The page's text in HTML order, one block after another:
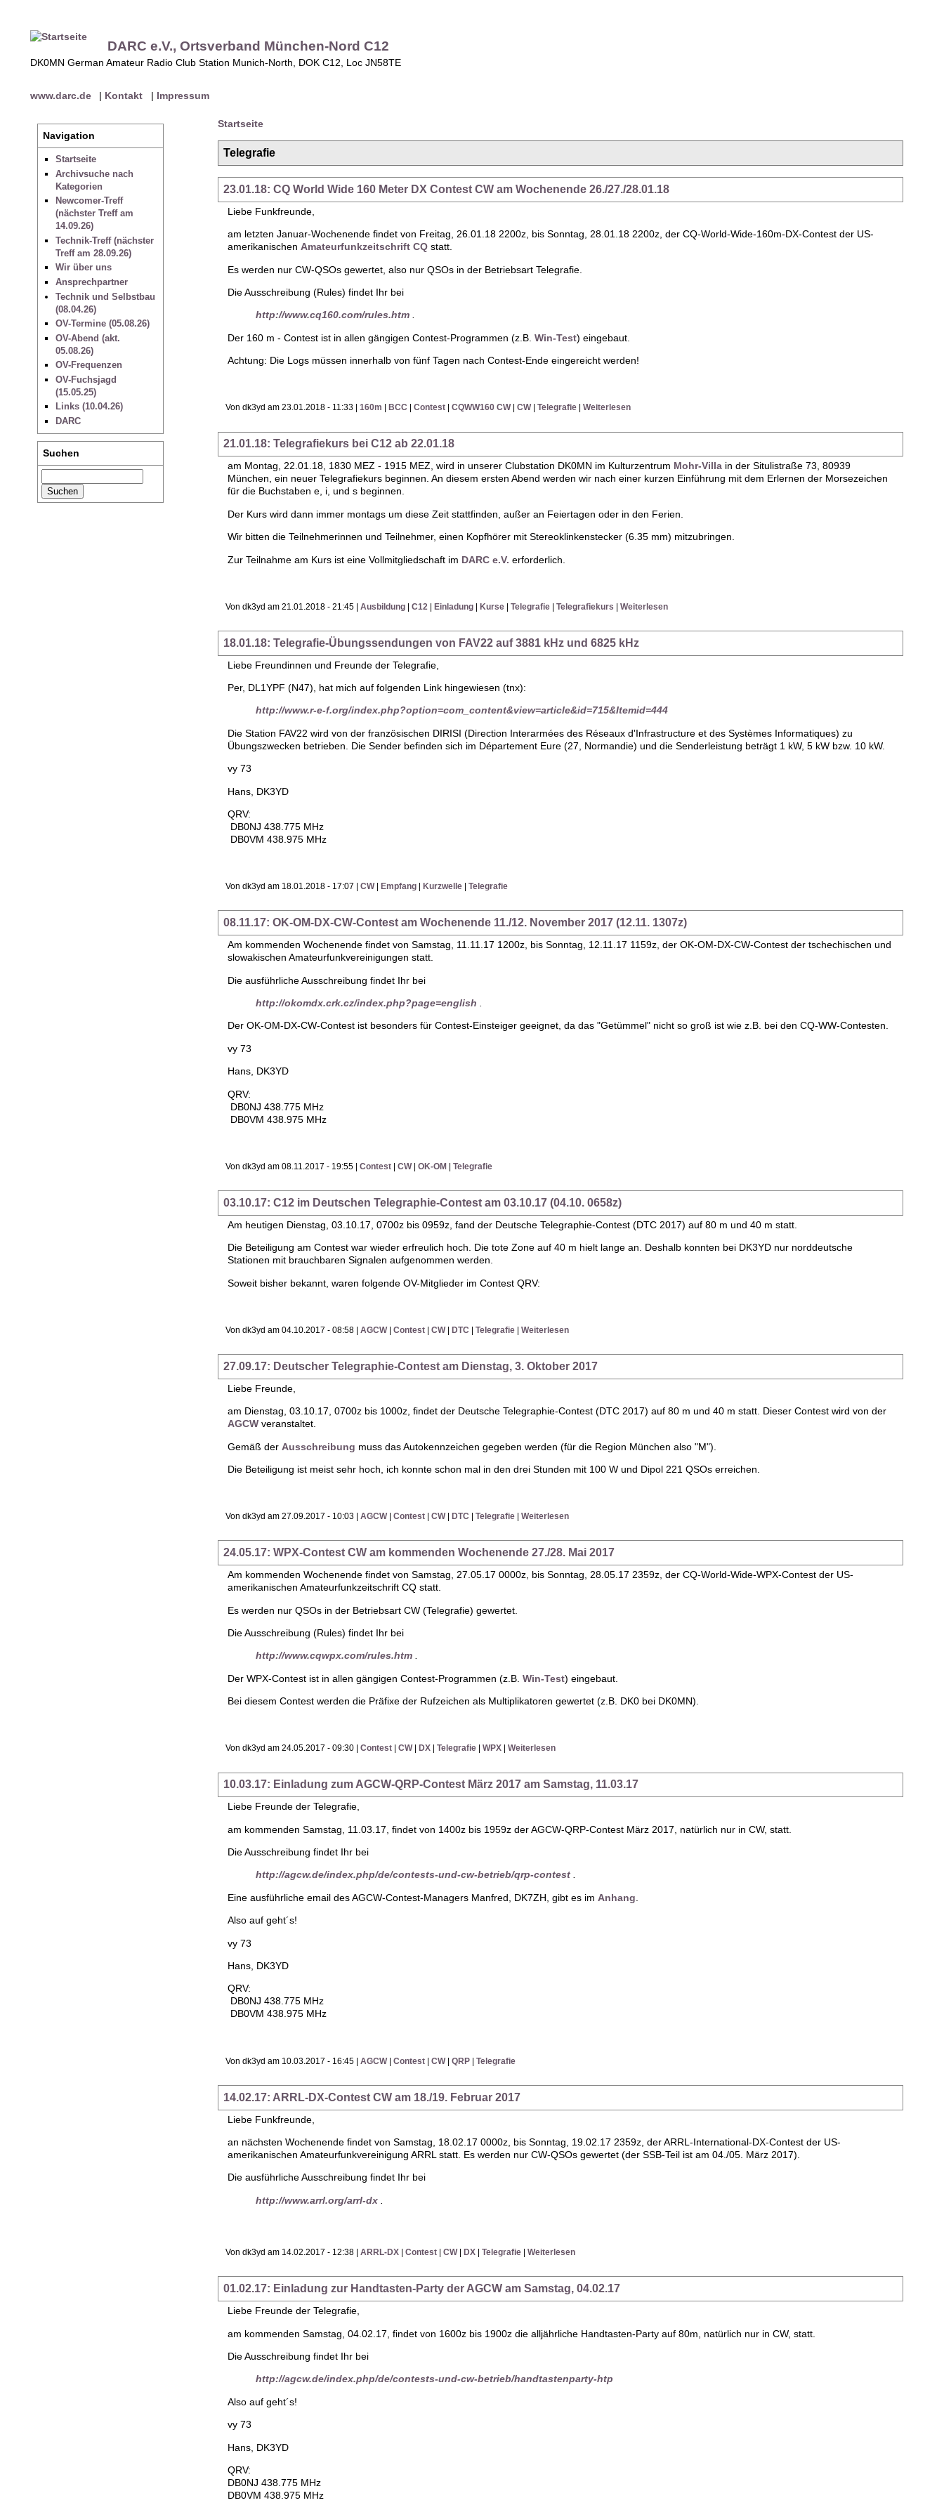
DARC e.V., Ortsverband München-Nord C12
DK0MN German Amateur Radio Club Station Munich-North, DOK C12, Loc JN58TE
www.darc.de | Kontakt | Impressum
Navigation
Startseite
Archivsuche nach
Kategorien
Newcomer-Treff
(nächster Treff am
14.09.26)
Technik-Treff (nächster
Treff am 28.09.26)
Wir über uns
Ansprechpartner
Technik und Selbstbau
(08.04.26)
OV-Termine (05.08.26)
OV-Abend (akt.
05.08.26)
OV-Frequenzen
OV-Fuchsjagd
(15.05.25)
Links (10.04.26)
DARC
Suchen
Startseite
Telegrafie
23.01.18: CQ World Wide 160 Meter DX Contest CW am Wochenende 26./27./28.01.18
Liebe Funkfreunde,
am letzten Januar-Wochenende findet von Freitag, 26.01.18 2200z, bis Sonntag, 28.01.18 2200z, der CQ-World-Wide-160m-DX-Contest der US-
amerikanischen Amateurfunkzeitschrift CQstatt.
Es werden nur CW-QSOs gewertet, also nur QSOs in der Betriebsart Telegrafie.
Die Ausschreibung (Rules) findet Ihr bei
http://www.cq160.com/rules.htm.
Der 160 m - Contest ist in allen gängigen Contest-Programmen (z.B. Win-Test) eingebaut.
Achtung: Die Logs müssen innerhalb von fünf Tagen nach Contest-Ende eingereicht werden!
Von dk3yd am 23.01.2018 - 11:33 |160m BCC |Contest |CQWW160 CW |CW |Telegrafie |Weiterlesen
21.01.18: Telegrafiekurs bei C12 ab 22.01.18
am Montag, 22.01.18, 1830 MEZ - 1915 MEZ, wird in unserer Clubstation DK0MN im Kulturzentrum Mohr-Villain der Situlistraße 73, 80939
München, ein neuer Telegrafiekurs beginnen. An diesem ersten Abend werden wir nach einer kurzen Einführung mit dem Erlernen der Morsezeichen
für die Buchstaben e, i, und s beginnen.
Der Kurs wird dann immer montags um diese Zeit stattfinden, außer an Feiertagen oder in den Ferien.
Wir bitten die Teilnehmerinnen und Teilnehmer, einen Kopfhörer mit Stereoklinkenstecker (6.35 mm) mitzubringen.
Zur Teilnahme am Kurs ist eine Vollmitgliedschaft im DARC e.V. erforderlich.
Von dk3yd am 21.01.2018 - 21:45 |Ausbildung |C12 Einladung Kurse |Telegrafie |Telegrafiekurs |Weiterlesen
18.01.18: Telegrafie-Übungssendungen von FAV22 auf 3881 kHz und 6825 kHz
Liebe Freundinnen und Freunde der Telegrafie,
Per, DL1YPF (N47), hat mich auf folgenden Link hingewiesen (tnx):
http://www.r-e-f.org/index.php?option=com_content&view=article&id=715&Itemid=444
Die Station FAV22 wird von der französischen DIRISI (Direction Interarmées des Réseaux d'Infrastructure et des Systèmes Informatiques) zu
Übungszwecken betrieben. Die Sender befinden sich im Département Eure (27, Normandie) und die Senderleistung beträgt 1 kW, 5 kW bzw. 10 kW.
vy 73
Hans, DK3YD
QRV:
DB0NJ 438.775 MHz
DB0VM 438.975 MHz
Von dk3yd am 18.01.2018 - 17:07 |CW| Empfang Kurzwelle |Telegrafie
08.11.17: OK-OM-DX-CW-Contest am Wochenende 11./12. November 2017 (12.11. 1307z)
Am kommenden Wochenende findet von Samstag, 11.11.17 1200z, bis Sonntag, 12.11.17 1159z, der OK-OM-DX-CW-Contest der tschechischen und
slowakischen Amateurfunkvereinigungen statt.
Die ausführliche Ausschreibung findet Ihr bei
http://okomdx.crk.cz/index.php?page=english
Der OK-OM-DX-CW-Contest ist besonders für Contest-Einsteiger geeignet, da das "Getümmel" nicht so groß ist wie z.B. bei den CQ-WW-Contesten.
vy 73
Hans, DK3YD
QRV:
DB0NJ 438.775 MHz
DB0VM 438.975 MHz
Von dk3yd am 08.11.2017 - 19:55 |Contest |CW|OK-OM |Telegrafie
03.10.17: C12 im Deutschen Telegraphie-Contest am 03.10.17 (04.10. 0658z)
Am heutigen Dienstag, 03.10.17, 0700z bis 0959z, fand der Deutsche Telegraphie-Contest (DTC 2017) auf 80 m und 40 m statt.
Die Beteiligung am Contest war wieder erfreulich hoch. Die tote Zone auf 40 m hielt lange an. Deshalb konnten bei DK3YD nur norddeutsche
Stationen mit brauchbaren Signalen aufgenommen werden.
Soweit bisher bekannt, waren folgende OV-Mitglieder im Contest QRV:
Von dk3yd am 04.10.2017 - 08:58 |AGCW|Contest |CW| DTC |Telegrafie |Weiterlesen
27.09.17: Deutscher Telegraphie-Contest am Dienstag, 3. Oktober 2017
Liebe Freunde,
am Dienstag, 03.10.17, 0700z bis 1000z, findet der Deutsche Telegraphie-Contest (DTC 2017) auf 80 m und 40 m statt. Dieser Contest wird von der
AGCWveranstaltet.
Gemäß der Ausschreibung muss das Autokennzeichen gegeben werden (für die Region München also "M").
Die Beteiligung ist meist sehr hoch, ich konnte schon mal in den drei Stunden mit 100 W und Dipol 221 QSOs erreichen.
Von dk3yd am 27.09.2017 - 10:03 |AGCW|Contest |CW| DTC |Telegrafie |Weiterlesen
24.05.17: WPX-Contest CW am kommenden Wochenende 27./28. Mai 2017
Am kommenden Wochenende findet von Samstag, 27.05.17 0000z, bis Sonntag, 28.05.17 2359z, der CQ-World-Wide-WPX-Contest der US-
amerikanischen Amateurfunkzeitschrift CQ statt.
Es werden nur QSOs in der Betriebsart CW (Telegrafie) gewertet.
Die Ausschreibung (Rules) findet Ihr bei
http://www.cqwpx.com/rules.htm.
Der WPX-Contest ist in allen gängigen Contest-Programmen (z.B. Win-Test) eingebaut.
Bei diesem Contest werden die Präfixe der Rufzeichen als Multiplikatoren gewertet (z.B. DK0 bei DK0MN).
Von dk3yd am 24.05.2017 - 09:30 |Contest |CW DX |Telegrafie |WPX |Weiterlesen
10.03.17: Einladung zum AGCW-QRP-Contest März 2017 am Samstag, 11.03.17
Liebe Freunde der Telegrafie,
am kommenden Samstag, 11.03.17, findet von 1400z bis 1959z der AGCW-QRP-Contest März 2017, natürlich nur in CW, statt.
Die Ausschreibung findet Ihr bei
http://agcw.de/index.php/de/contests-und-cw-betrieb/qrp-contest.
Eine ausführliche email des AGCW-Contest-Managers Manfred, DK7ZH, gibt es im Anhang
Also auf geht´s!
vy 73
Hans, DK3YD
QRV:
DB0NJ 438.775 MHz
DB0VM 438.975 MHz
Von dk3yd am 10.03.2017 - 16:45 |AGCW|Contest |CW|QRP |Telegrafie
14.02.17: ARRL-DX-Contest CW am 18./19. Februar 2017
Liebe Funkfreunde,
an nächsten Wochenende findet von Samstag, 18.02.17 0000z, bis Sonntag, 19.02.17 2359z, der ARRL-International-DX-Contest der US-
amerikanischen Amateurfunkvereinigung ARRL statt. Es werden nur CW-QSOs gewertet (der SSB-Teil ist am 04./05. März 2017).
Die ausführliche Ausschreibung findet Ihr bei
http://www.arrl.org/arrl-dx.
Von dk3yd am 14.02.2017 - 12:38 |ARRL-DX |Contest |CW| DX |Telegrafie |Weiterlesen
01.02.17: Einladung zur Handtasten-Party der AGCW am Samstag, 04.02.17
Liebe Freunde der Telegrafie,
am kommenden Samstag, 04.02.17, findet von 1600z bis 1900z die alljährliche Handtasten-Party auf 80m, natürlich nur in CW, statt.
Die Ausschreibung findet Ihr bei
http://agcw.de/index.php/de/contests-und-cw-betrieb/handtastenparty-htp
Also auf geht´s!
vy 73
Hans, DK3YD
QRV:
DB0NJ 438.775 MHz
DB0VM 438.975 MHz